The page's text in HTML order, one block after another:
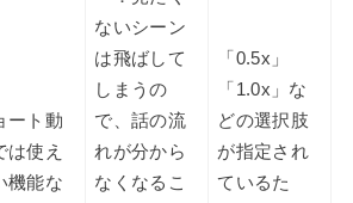
ート動
は使え
機能な
ないシーン
は飛ばして
しまうの
で、話の流
れが分から
なくなるこ
「0.5x」
「1.0x」な
どの選択肢
が指定され
ているた